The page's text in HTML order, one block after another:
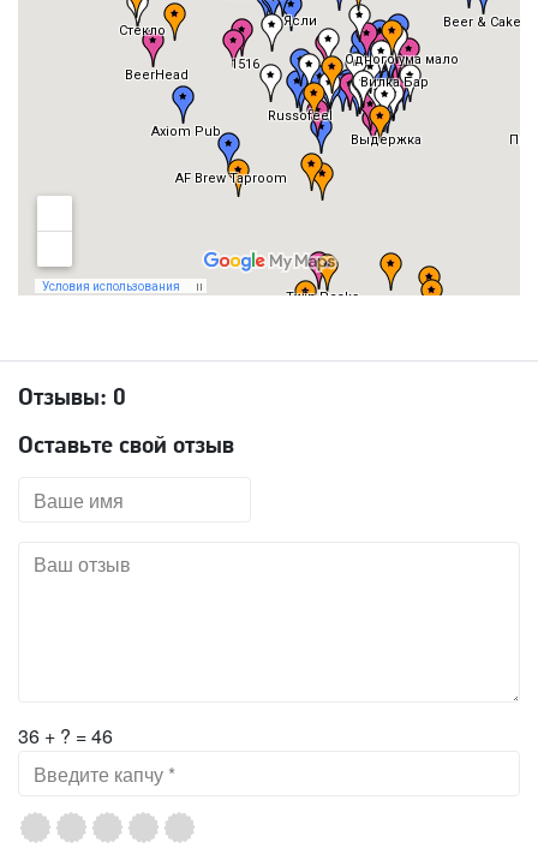
Отзывы: 0
Оставьте свой отзыв
36 + ? = 46